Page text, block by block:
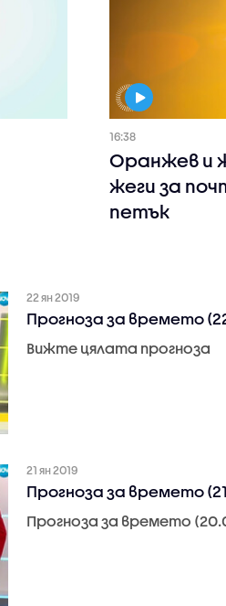
16:38
Оранжев и
жеги за
петък
22 ян 2019
Прогноза за времето
Вижте цялата прогноза
21 ян 2019
Прогноза за времето
Прогноза за времето